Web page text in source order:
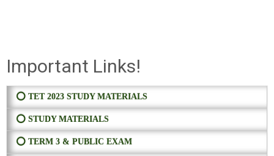
Important Links!
⭕ TET 2023 STUDY MATERIALS
⭕ STUDY MATERIALS
⭕ TERM 3 & PUBLIC EXAM